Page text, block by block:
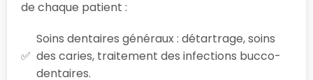
de chaque patient :
Soins dentaires généraux : détartrage, soins
des caries, traitement des infections bucco-
dentaires.